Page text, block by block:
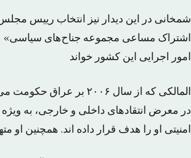
شمخانی در این دیدار نیز انتخاب رییس
اشتراک مساعی مجموعه جناح‌های سیاسی»
امور اجرایی این کشور خواند
المالکی که از سال ۲۰۰۶
در معرض انتقادهای داخلی و خارجی، به
امنیتی او را هدف قرار داده اند. همچنین